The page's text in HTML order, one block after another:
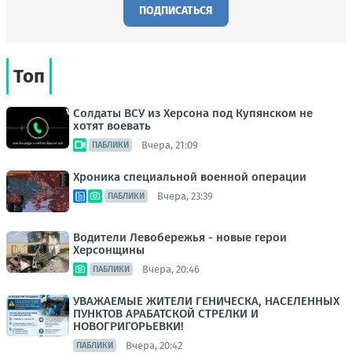
ПОДПИСАТЬСЯ
Топ
Солдаты ВСУ из Херсона под Купянском не
хотят воевать
ПАБЛИКИ Вчера, 21:09
Хроника специальной военной операции
ПАБЛИКИ Вчера, 23:39
Водители Левобережья - новые герои
Херсонщины
ПАБЛИКИ Вчера, 20:46
УВАЖАЕМЫЕ ЖИТЕЛИ ГЕНИЧЕСКА, НАСЕЛЕННЫХ
ПУНКТОВ АРАБАТСКОЙ СТРЕЛКИ И
НОВОГРИГОРЬЕВКИ!
ПАБЛИКИ Вчера, 20:42